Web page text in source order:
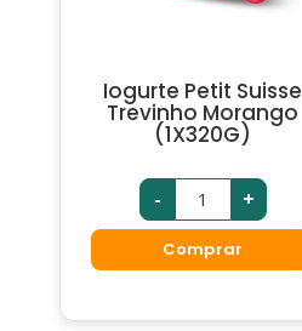
Iogurte Petit Suisse
Trevinho Morango
(1X320G)
- +
Comprar